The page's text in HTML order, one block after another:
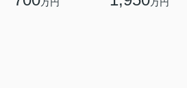
万円 万円